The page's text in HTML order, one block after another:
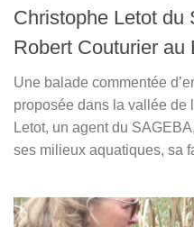
Christophe Letot du
Robert Couturier au
Une balade commentée
proposée dans la vallée de
Letot, un agent du
ses milieux aquatiques, sa